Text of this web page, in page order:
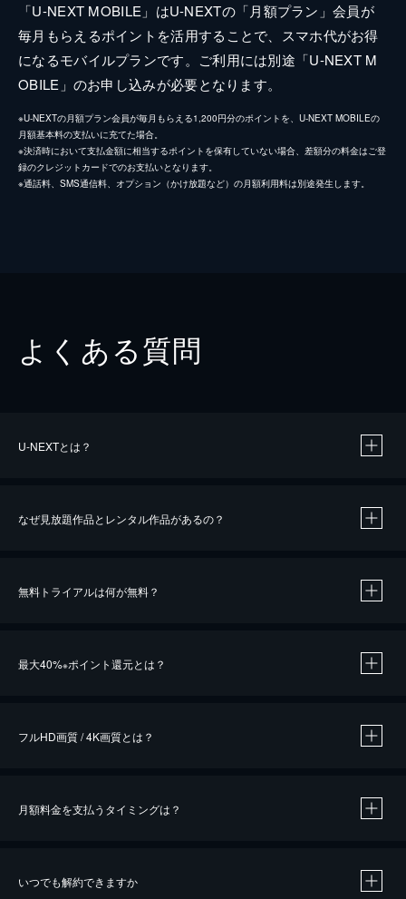
「U-NEXT MOBILE」はU-NEXTの「月額プラン」会員が
毎月もらえるポイントを活用することで、スマホ代がお得
になるモバイルプランです。ご利用には別途「U-NEXT M
OBILE」のお申し込みが必要となります。
※U-NEXTの月額プラン会員が毎月もらえる1,200円分のポイントを、U-NEXT MOBILEの
月額基本料の支払いに充てた場合。
※決済時において支払金額に相当するポイントを保有していない場合、差額分の料金はご登
録のクレジットカードでのお支払いとなります。
※通話料、SMS通信料、オプション（かけ放題など）の月額利用料は別途発生します。
よくある質問
U-NEXTとは？
なぜ見放題作品とレンタル作品があるの？
無料トライアルは何が無料？
最大40%※ポイント還元とは？
※40％ポイント還元の対象は、クレジットカード決済による作品の購入 / レンタルです。
フルHD画質 / 4K画質とは？
月額料金を支払うタイミングは？
いつでも解約できますか